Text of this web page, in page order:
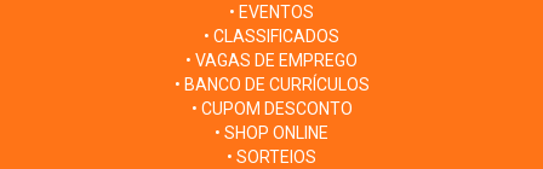
• EVENTOS
• CLASSIFICADOS
• VAGAS DE EMPREGO
• BANCO DE CURRÍCULOS
• CUPOM DESCONTO
• SHOP ONLINE
• SORTEIOS